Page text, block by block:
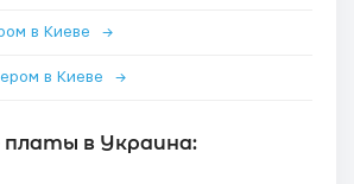
в Киеве →
в Киеве →
в Украина: